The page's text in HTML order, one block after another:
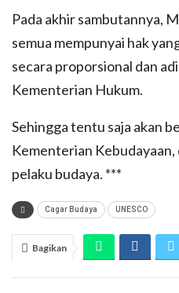
Pada akhir sambutannya,
semua mempunyai hak
secara proporsional dan
Kementerian Hukum.
Sehingga tentu saja akan
Kementerian
pelaku budaya. ***
Cagar Budaya UNESCO
Bagikan